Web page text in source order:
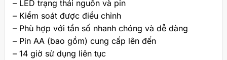
– LED trạng thái nguồn và pin
– Kiểm soát được điều chỉnh
– Phù hợp với tần số nhanh chóng và dễ dàng
– Pin AA (bao gồm) cung cấp lên đến
– 14 giờ sử dụng liên tục